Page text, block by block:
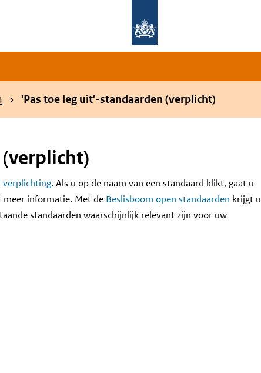
'Pas toe leg uit'-standaarden (verplicht)
verplichting. Als u op de naam van een standaard klikt, gaat u
meer informatie. Met de Beslisboom open standaarden krijgt u
standaarden waarschijnlijk relevant zijn voor uw